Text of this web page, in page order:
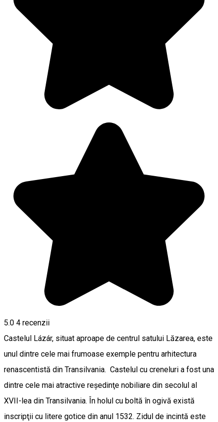
5.0 4 recenzii
Castelul Lázár, situat aproape de centrul satului Lăzarea, este
unul dintre cele mai frumoase exemple pentru arhitectura
renascentistă din Transilvania. Castelul cu creneluri a fost una
dintre cele mai atractive reşedinţe nobiliare din secolul al
XVII-lea din Transilvania. În holul cu boltă în ogivă există
inscripţii cu litere gotice din anul 1532. Zidul de incintă este